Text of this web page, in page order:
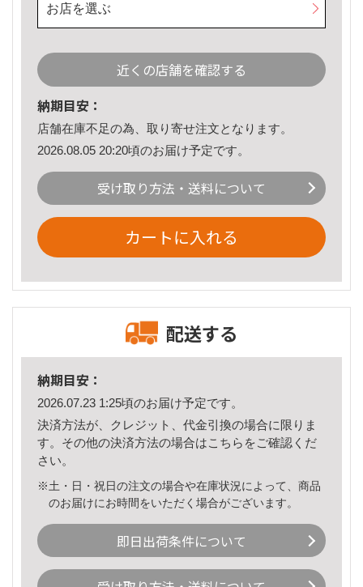
お店を選ぶ
近くの店舗を確認する
納期目安：
店舗在庫不足の為、取り寄せ注文となります。
2026.08.05 20:20頃のお届け予定です。
受け取り方法・送料について
カートに入れる
配送する
納期目安：
2026.07.23 1:25頃のお届け予定です。
決済方法が、クレジット、代金引換の場合に限りま
す。その他の決済方法の場合はこちら をご確認くだ
さい。
※土・日・祝日の注文の場合や在庫状況によって、商品
のお届けにお時間をいただく場合がございます。
即日出荷条件について